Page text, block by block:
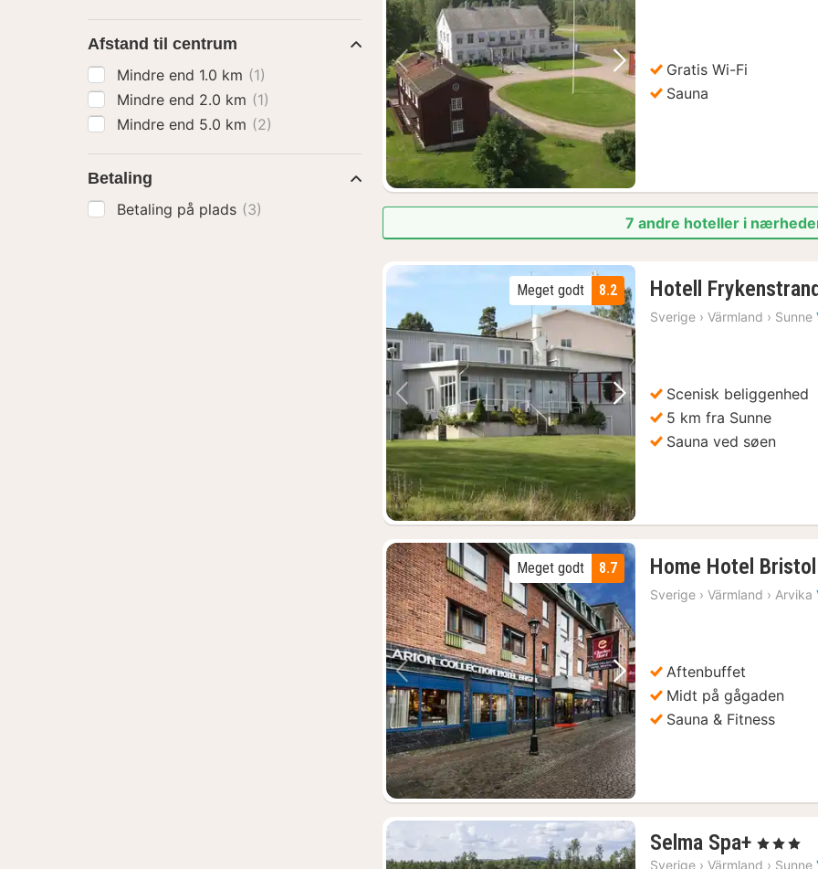
Forrige billede Næste billede
Gratis Wi-Fi
Sauna
7 andre hoteller i
Forrige billede Næste billede
8.2
Meget godt Hotell Frykenstrand
Sverige › Värmland › Sunne
Scenisk beliggenhed
5 km fra Sunne
Sauna ved søen
Forrige billede Næste billede
8.7
Meget godt Home Hotel Bristol
Sverige › Värmland › Arvika
Aftenbuffet
Midt på ​​gågaden
Sauna & Fitness
Selma Spa+ 1
nat
, 3 Stjerner
Sverige › Värmland › Sunne
Afstand til centrum
Mindre end 1.0 km (1)
Mindre end 2.0 km (1)
Mindre end 5.0 km (2)
Betaling
Betaling på plads (3)